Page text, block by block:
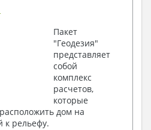
Пакет
"Геодезия"
представляет
собой
комплекс
расчетов,
которые
дом на
к рельефу.